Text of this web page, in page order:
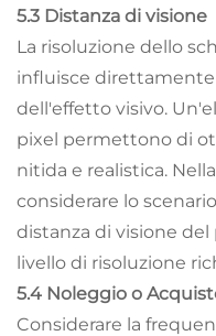
5.3 Distanza di visione
La risoluzione dello
influisce direttamente
dell'effetto visivo.
pixel permettono di
nitida e realistica.
considerare lo
distanza di visione
livello di risoluzione
5.4 Noleggio o
Considerare la